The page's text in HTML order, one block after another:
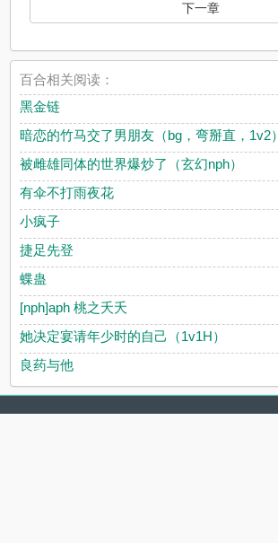
下一章
百合相关阅读：
黑金链
暗恋的竹马交了男朋友（bg，弯掰直，1v2）
被雌雄同体的世界爆炒了（玄幻nph）
有伞不打雨夜花
小疯子
捷足先登
蝶蛊
[nph]aph 桃之夭夭
她决定宴请年少时的自己（1v1H）
良药与他